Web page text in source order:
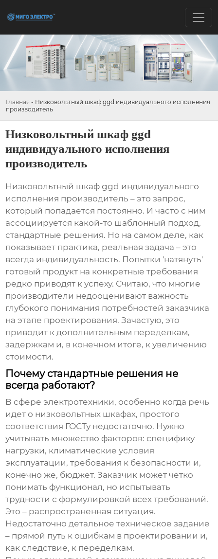
Главная - Низковольтный шкаф ggd индивидуального исполнения
производитель
Низковольтный шкаф ggd
индивидуального исполнения
производитель
Низковольтный шкаф ggd индивидуального
исполнения производитель – это запрос,
который попадается постоянно. И часто с ним
ассоциируется какой-то шаблонный подход,
стандартные решения. Но на самом деле, как
показывает практика, реальная задача – это
всегда индивидуальность. Попытки 'натянуть'
готовый продукт на конкретные требования
редко приводят к успеху. Считаю, что многие
производители недооценивают важность
глубокого понимания потребностей заказчика
на этапе проектирования. Зачастую, это
приводит к дополнительным переделкам,
задержкам и, в конечном итоге, к увеличению
стоимости.
Почему стандартные решения не
всегда работают?
В сфере электротехники, особенно когда речь
идет о низковольтных шкафах, простого
соответствия ГОСТу недостаточно. Нужно
учитывать множество факторов: специфику
нагрузки, климатические условия
эксплуатации, требования к безопасности и,
конечно же, бюджет. Заказчик может четко
понимать функционал, но испытывать
трудности с формулировкой всех требований.
Это – распространенная ситуация.
Недостаточно детальное техническое задание
– прямой путь к ошибкам в проектировании и,
как следствие, к переделкам.